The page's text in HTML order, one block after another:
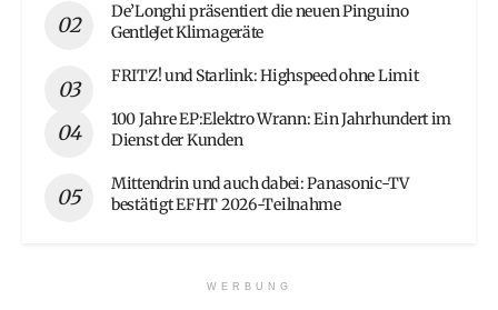
De’Longhi präsentiert die neuen Pinguino
GentleJet Klimageräte
FRITZ! und Starlink: Highspeed ohne Limit
100 Jahre EP:Elektro Wrann: Ein Jahrhundert im
Dienst der Kunden
Mittendrin und auch dabei: Panasonic-TV
bestätigt EFHT 2026-Teilnahme
WERBUNG